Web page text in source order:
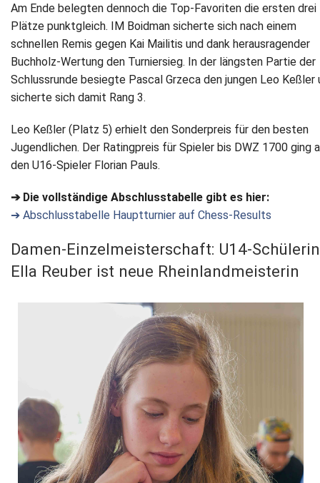
Am Ende belegten dennoch die Top-Favoriten die ersten drei
Plätze punktgleich. IM Boidman sicherte sich nach einem
schnellen Remis gegen Kai Mailitis und dank herausragender
Buchholz-Wertung den Turniersieg. In der längsten Partie der
Schlussrunde besiegte Pascal Grzeca den jungen Leo Keßler
sicherte sich damit Rang 3.
Leo Keßler (Platz 5) erhielt den Sonderpreis für den besten
Jugendlichen. Der Ratingpreis für Spieler bis DWZ 1700 ging
den U16-Spieler Florian Pauls.
➔ Die vollständige Abschlusstabelle gibt es hier:
➔ Abschlusstabelle Hauptturnier auf Chess-Results
Damen-Einzelmeisterschaft: U14-Schülerin
Ella Reuber ist neue Rheinlandmeisterin